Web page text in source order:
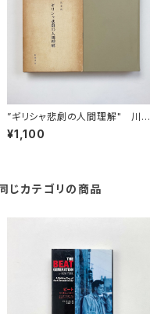
”ギリシャ悲劇の人間理解" 川島
重成著
¥1,100
じカテゴリの商品